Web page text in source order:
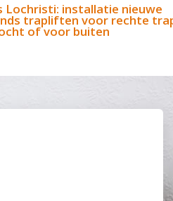
installatie nieuwe
trapliften voor rechte
of voor buiten